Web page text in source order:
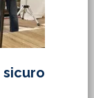
sicuro